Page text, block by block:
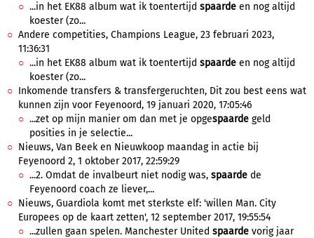
...in het EK88 album wat ik toentertijd spaarde en nog altijd
koester (zo...
Andere competities, Champions League, 23 februari 2023,
11:36:31
...in het EK88 album wat ik toentertijd spaarde en nog altijd
koester (zo...
Inkomende transfers & transfergeruchten, Dit zou best eens wat
kunnen zijn voor Feyenoord, 19 januari 2020, 17:05:46
...zet op mijn manier om dan met je opgespaarde geld
posities in je selectie...
Nieuws, Van Beek en Nieuwkoop maandag in actie bij
Feyenoord 2, 1 oktober 2017, 22:59:29
...2. Omdat de invalbeurt niet nodig was, spaarde de
Feyenoord coach ze liever,...
Nieuws, Guardiola komt met sterkste elf: 'willen Man. City
Europees op de kaart zetten', 12 september 2017, 19:55:54
...zullen gaan spelen. Manchester United spaarde vorig jaar